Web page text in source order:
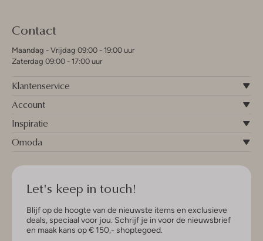
Contact
Maandag - Vrijdag 09:00 - 19:00 uur
Zaterdag 09:00 - 17:00 uur
Klantenservice
Account
Inspiratie
Omoda
Let's keep in touch!
Blijf op de hoogte van de nieuwste items en exclusieve
deals, speciaal voor jou. Schrijf je in voor de nieuwsbrief
en maak kans op € 150,- shoptegoed.